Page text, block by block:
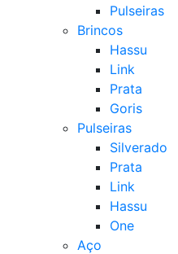
Pulseiras
Brincos
Hassu
Link
Prata
Goris
Pulseiras
Silverado
Prata
Link
Hassu
One
Aço